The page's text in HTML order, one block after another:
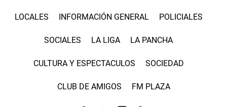
LOCALES INFORMACIÓN GENERAL POLICIALES
SOCIALES LA LIGA LA PANCHA
CULTURA Y ESPECTACULOS SOCIEDAD
CLUB DE AMIGOS FM PLAZA